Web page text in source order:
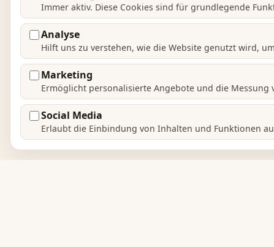
Immer aktiv. Diese Cookies sind für grundlegende
Analyse
Hilft uns zu verstehen, wie die Website genutzt wird,
Marketing
Ermöglicht personalisierte Angebote und die Messung
Social Media
Erlaubt die Einbindung von Inhalten und Funktionen